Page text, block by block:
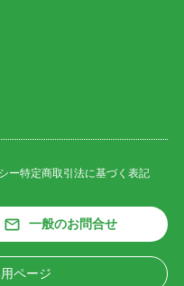
ー特定商取引法に基づく表記
一般のお問合せ
ページ